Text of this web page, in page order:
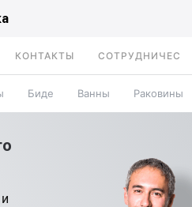
КОНТАКТЫ
Биде Ванны Раковины